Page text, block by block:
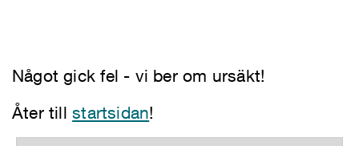
Något gick fel - vi ber om ursäkt!
Åter tillstartsidan!